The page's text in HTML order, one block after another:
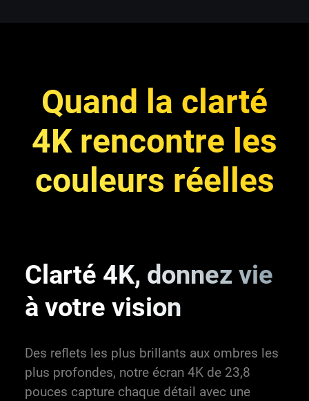
Quand la clarté
4K rencontre les
couleurs réelles
Clarté 4K, donnez vie
à votre vision
Des reflets les plus brillants aux ombres les
plus profondes, notre écran 4K de 23,8
pouces capture chaque détail avec une